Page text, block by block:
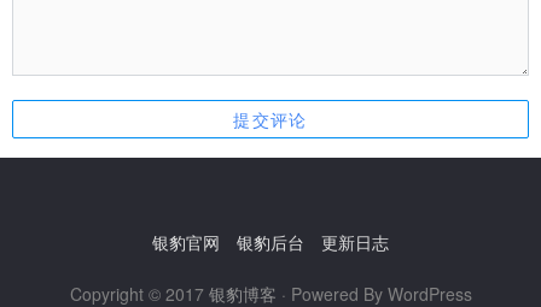
银豹官网 银豹后台 更新日志
Copyright © 2017 银豹博客 · Powered By WordPress